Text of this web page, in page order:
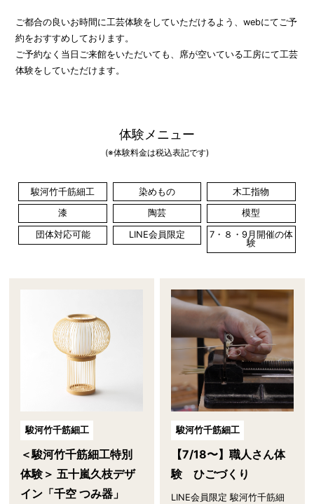
ご都合の良いお時間に工芸体験をしていただけるよう、webにてご予
約をおすすめしております。
ご予約なく当日ご来館をいただいても、席が空いている工房にて工芸
体験をしていただけます。
体験メニュー
(※体験料金は税込表記です)
駿河竹千筋細工 染めもの 木工指物
漆 陶芸 模型
団体対応可能 LINE会員限定
7・８・9月開催の体
験
駿河竹千筋細工
＜駿河竹千筋細工特別
体験＞ 五十嵐久枝デザ
イン「千空 つみ器」
駿河竹千筋細工
【7/18〜】職人さん体
験 ひごづくり
LINE会員限定 駿河竹千筋細